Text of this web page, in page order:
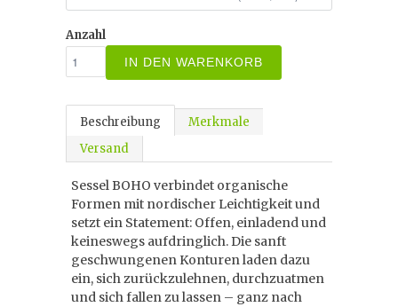
Anzahl
IN DEN WARENKORB
Beschreibung
Merkmale
Versand
Sessel BOHO verbindet organische
Formen mit nordischer Leichtigkeit und
setzt ein Statement: Offen, einladend und
keineswegs aufdringlich. Die sanft
geschwungenen Konturen laden dazu
ein, sich zurückzulehnen, durchzuatmen
und sich fallen zu lassen – ganz nach